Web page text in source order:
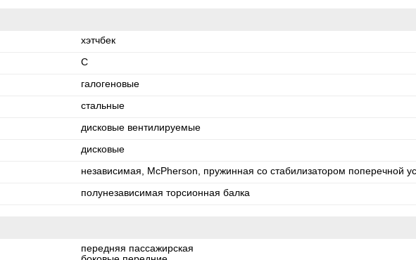
хэтчбек
C
галогеновые
стальные
дисковые вентилируемые
дисковые
независимая, McPherson, пружинная со стабилизатором поперечной
полунезависимая торсионная балка
передняя пассажирская